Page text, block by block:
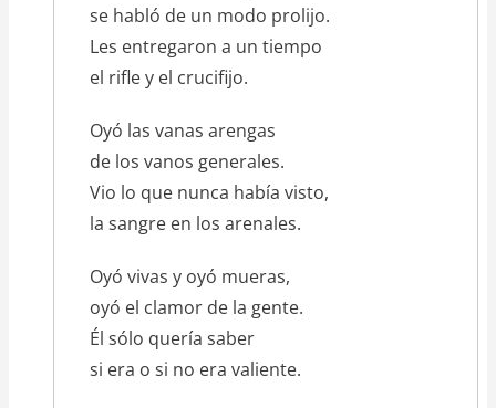
se habló de un modo prolijo.
Les entregaron a un tiempo
el rifle y el crucifijo.
Oyó las vanas arengas
de los vanos generales.
Vio lo que nunca había visto,
la sangre en los arenales.
Oyó vivas y oyó mueras,
oyó el clamor de la gente.
Él sólo quería saber
si era o si no era valiente.